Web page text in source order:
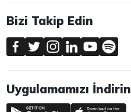
Bizi Takip Edin
Uygulamamızı İndirin